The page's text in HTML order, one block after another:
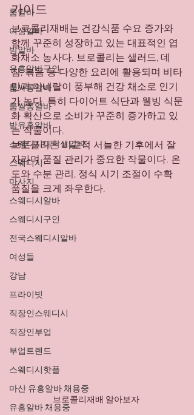
룸알바
여성알바
밤알바
유흥알바구인
룸싸롱알바
룸쌀롱알바
밤유흥알바
스웨디시대학생알바
스웨디시
마사지
스웨디시알바
스웨디시구인
전국스웨디시알바
여성들
강남
프라이빗
직장인스웨디시
직장인부업
부업트렌드
스웨디시핫플
마산 유흥알바 채용중
유흥알바 채용중
가이드
브로콜리재배는 건강식품 수요 증가와
함께 꾸준히 성장하고 있는 대표적인 엽
화채소 농사다. 브로콜리는 샐러드, 데
침, 볶음 등 다양한 요리에 활용되며 비타
민과 미네랄이 풍부해 건강 채소로 인기
가 높다. 특히 다이어트 식단과 웰빙 식문
화 확산으로 소비가 꾸준히 증가하고 있
는 작물이다.
브로콜리는 비교적 서늘한 기후에서 잘
자라며 품질 관리가 중요한 작물이다. 온
도와 수분 관리, 정식 시기 조절이 수확
품질을 크게 좌우한다.
브로콜리재배 알아보자